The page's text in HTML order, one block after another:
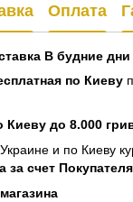
Оплата
В будние
по Киеву
Киеву до 8.000
и по Киеву
за счет Покупателя